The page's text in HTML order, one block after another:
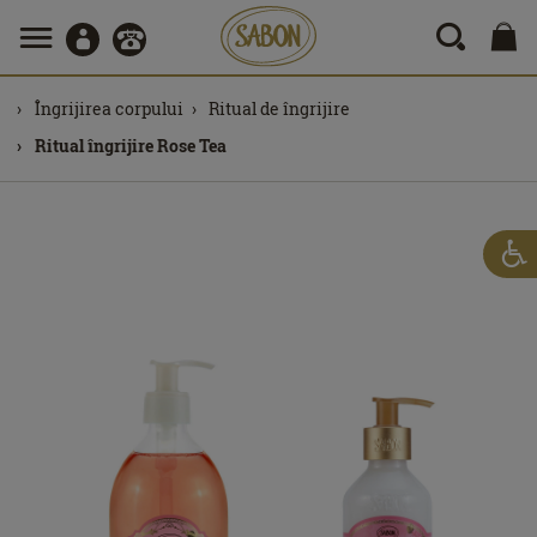
Îngrijirea corpului
Ritual de îngrijire
Ritual îngrijire Rose Tea